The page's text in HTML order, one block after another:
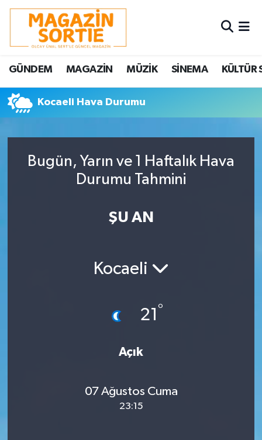
GÜNDEM MAGAZİN MÜZİK SİNEMA KÜLTÜR
Kocaeli Hava Durumu
Bugün, Yarın ve 1 Haftalık Hava
Durumu Tahmini
ŞU AN
Kocaeli
21°
Açık
07 Ağustos Cuma
23:15
Nöbetçi Eczaneler
Hava Durumu
Trafik Durumu
Tüm Manşetler